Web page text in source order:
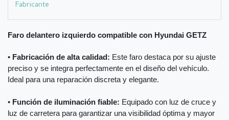
Fabricante
Faro delantero izquierdo compatible con Hyundai GETZ
• Fabricación de alta calidad: Este faro destaca por su ajuste
preciso y se integra perfectamente en el diseño del vehículo.
Ideal para una reparación discreta y elegante.
• Función de iluminación fiable: Equipado con luz de cruce y
luz de carretera para garantizar una visibilidad óptima y mayor